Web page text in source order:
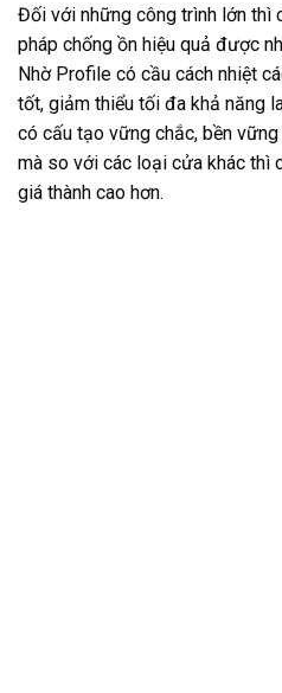
Đối với những công trình lớn thì
pháp chống ồn hiệu quả được
Nhờ Profile có cầu cách nhiệt
tốt, giảm thiểu tối đa khả năng
có cấu tạo vững chắc, bền
mà so với các loại cửa khác thì
giá thành cao hơn.